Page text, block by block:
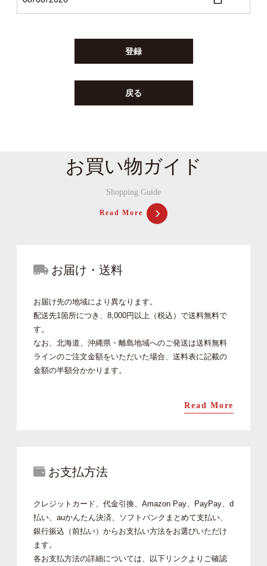
登録
戻る
お買い物ガイド
Shopping Guide
Read More
お届け・送料
お届け先の地域により異なります。
配送先1箇所につき、8,000円以上（税込）で送料無料で
す。
なお、北海道、沖縄県・離島地域へのご発送は送料無料
ラインのご注文金額をいただいた場合、送料表に記載の
金額の半額分かかります。
Read More
お支払方法
クレジットカード、代金引換、Amazon Pay、PayPay、d
払い、auかんたん決済、ソフトバンクまとめて支払い、
銀行振込（前払い）からお支払い方法をお選びいただけ
ます。
各お支払方法の詳細については、以下リンクよりご確認